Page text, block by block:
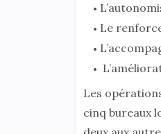
Le
Les
cinq bureaux